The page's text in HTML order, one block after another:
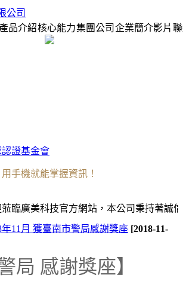
產品介紹核心能力集團公司 企業簡介影片
證基金會
用手機就能掌握資訊！
臨廣美科技官方網站，本公司秉持著誠
年11月 獲臺南市警局感謝獎座 [2018-11-
局 感謝獎座】